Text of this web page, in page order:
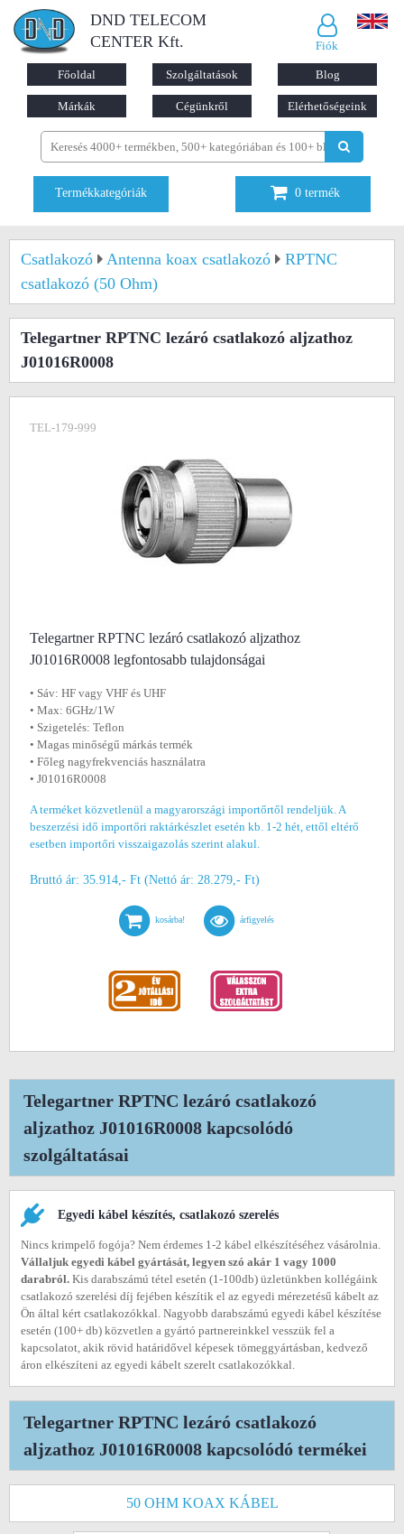
DND TELECOM
CENTER Kft.
Fiók
Főoldal Szolgáltatások Blog
Márkák Cégünkről Elérhetőségeink
Termékkategóriák 0 termék
Csatlakozó Antenna koax csatlakozó
RPTNC
csatlakozó (50 Ohm)
Telegartner RPTNC lezáró csatlakozó aljzathoz
J01016R0008
TEL-179-999
Telegartner RPTNC lezáró csatlakozó aljzathoz
J01016R0008 legfontosabb tulajdonságai
• Sáv: HF vagy VHF és UHF
• Max: 6GHz/1W
• Szigetelés: Teflon
• Magas minőségű márkás termék
• Főleg nagyfrekvenciás használatra
• J01016R0008
A terméket közvetlenül a magyarországi importőrtől rendeljük. A
beszerzési idő importőri raktárkészlet esetén kb. 1-2 hét, ettől eltérő
esetben importőri visszaigazolás szerint alakul.
Bruttó ár: 35.914,- Ft (Nettó ár: 28.279,- Ft)
kosárba! árfigyelés
Telegartner RPTNC lezáró csatlakozó
aljzathoz J01016R0008 kapcsolódó
szolgáltatásai
Egyedi kábel készítés, csatlakozó szerelés
Nincs krimpelő fogója? Nem érdemes 1-2 kábel elkészítéséhez vásárolnia.
Vállaljuk egyedi kábel gyártását, legyen szó akár 1 vagy 1000
darabról. Kis darabszámú tétel esetén (1-100db) üzletünkben kollégáink
csatlakozó szerelési díj fejében készítik el az egyedi mérezetésű kábelt az
Ön által kért csatlakozókkal. Nagyobb darabszámú egyedi kábel készítése
esetén (100+ db) közvetlen a gyártó partnereinkkel vesszük fel a
kapcsolatot, akik rövid határidővel képesek tömeggyártásban, kedvező
áron elkészíteni az egyedi kábelt szerelt csatlakozókkal.
Telegartner RPTNC lezáró csatlakozó
aljzathoz J01016R0008 kapcsolódó termékei
50 OHM KOAX KÁBEL